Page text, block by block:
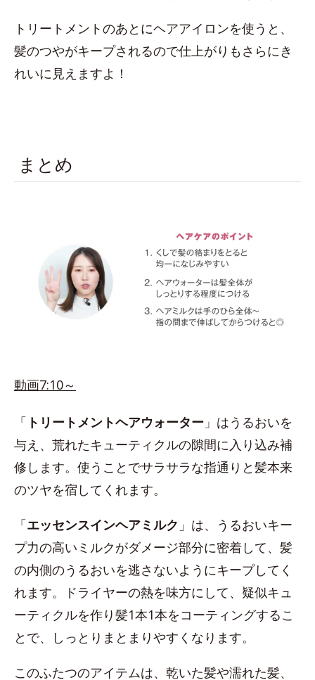
トリートメントのあとにヘアアイロンを使うと、
髪のつやがキープされるので仕上がりもさらにき
れいに見えますよ！
まとめ
動画7:10～
「 トリートメントヘアウォーター 」はうるおいを
与え、荒れたキューティクルの隙間に入り込み補
修します。使うことでサラサラな指通りと髪本来
のツヤを宿してくれます。
「エッセンスインヘアミルク 」は、うるおいキー
プ力の高いミルクがダメージ部分に密着して、髪
の内側のうるおいを逃さないようにキープしてく
れます。ドライヤーの熱を味方にして、疑似キュ
ーティクルを作り髪1本1本をコーティングするこ
とで、しっとりまとまりやすくなります。
このふたつのアイテムは、乾いた髪や濡れた髪、